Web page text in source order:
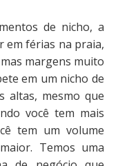
de nicho, a
em férias na praia,
margens muito
em um nicho de
altas, mesmo que
você tem mais
tem um volume
Temos uma